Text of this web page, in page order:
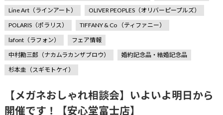
Line Art（ラインアート）
OLIVER PEOPLES（オリバーピープルズ）
POLARIS（ポラリス）
TIFFANY & Co （ティファニー）
lafont（ラフォン）
フェア情報
中村勘三郎（ナカムラカンザブロウ）
婚約記念品・結婚記念品
杉本圭（スギモトケイ）
【メガネおしゃれ相談会】いよいよ明日から
開催です！【安心堂富士店】